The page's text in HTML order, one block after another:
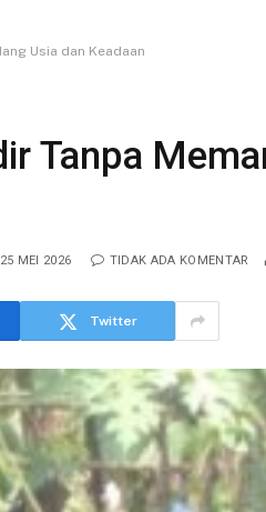
Usia dan Keadaan
Tanpa
25 MEI 2026 TIDAK ADA KOMENTAR
Twitter